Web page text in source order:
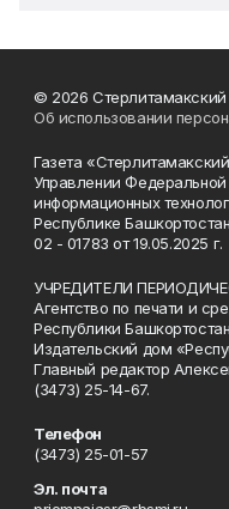
© 2026 Стерлитамакский
Об использовании
Газета
Управлении
информационных
Республике
02 - 01783 от 19.05.2025 г.
УЧРЕДИТЕЛИ
Агентство по печати и
Республики
Издательский дом
Главный редактор
(3473) 25-14-67.
Телефон
(3473) 25-01-57
Эл. почта